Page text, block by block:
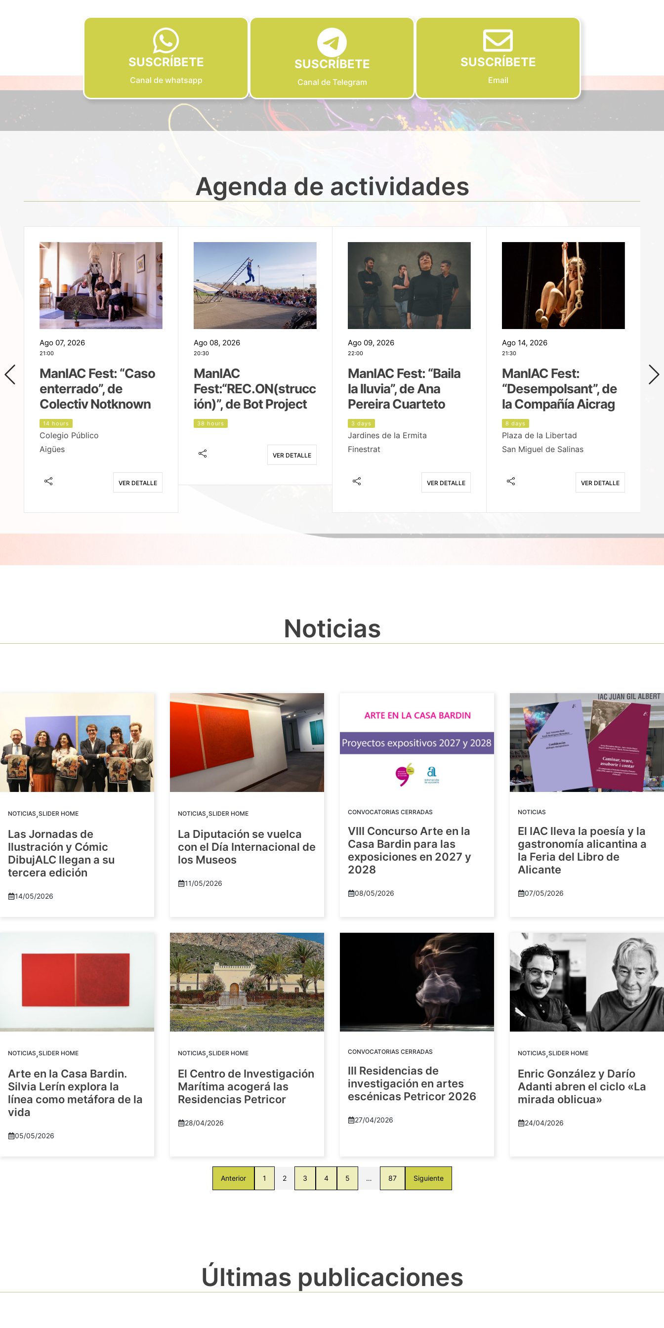
SUSCRÍBETE
Canal de whatsapp
SUSCRÍBETE
Canal de Telegram
SUSCRÍBETE
Email
Agenda de actividades
Ago 07, 2026
21:00
ManIAC Fest: “Caso
enterrado”, de
Colectiv Notknown
14 hours
Colegio Público
Aigües
VER DETALLE
Ago 08, 2026
20:30
ManIAC
Fest:“REC.ON(strucc
ión)”, de Bot Project
38 hours
VER DETALLE
Ago 09, 2026
22:00
ManIAC Fest: “Baila
la lluvia”, de Ana
Pereira Cuarteto
3 days
Jardines de la Ermita
Finestrat
VER DETALLE
Ago 14, 2026
21:30
ManIAC Fest:
“Desempolsant”, de
la Compañía Aicrag
8 days
Plaza de la Libertad
San Miguel de Salinas
VER DETALLE
Noticias
NOTICIAS,SLIDER HOME
Las Jornadas de
Ilustración y Cómic
DibujALC llegan a su
tercera edición
14/05/2026
NOTICIAS,SLIDER HOME
La Diputación se vuelca
con el Día Internacional de
los Museos
11/05/2026
CONVOCATORIAS CERRADAS
VIII Concurso Arte en la
Casa Bardin para las
exposiciones en 2027 y
2028
08/05/2026
NOTICIAS
El IAC lleva la poesía y la
gastronomía alicantina a
la Feria del Libro de
Alicante
07/05/2026
NOTICIAS,SLIDER HOME
Arte en la Casa Bardin.
Silvia Lerín explora la
línea como metáfora de la
vida
05/05/2026
NOTICIAS,SLIDER HOME
El Centro de Investigación
Marítima acogerá las
Residencias Petricor
28/04/2026
CONVOCATORIAS CERRADAS
III Residencias de
investigación en artes
escénicas Petricor 2026
27/04/2026
NOTICIAS,SLIDER HOME
Enric González y Darío
Adanti abren el ciclo «La
mirada oblicua»
24/04/2026
Anterior 1 2 3 4 5 … 87 Siguiente
Últimas publicaciones